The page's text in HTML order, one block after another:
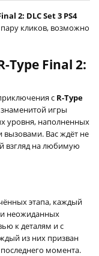
2: DLC Set 3 PS4
кликов, возможно
Final 2:
с R-Type
игры
уровня, наполненных
Вас ждёт не
взгляд на любимую
этапа, каждый
неожиданных
к деталям и с
из них призван
момента.